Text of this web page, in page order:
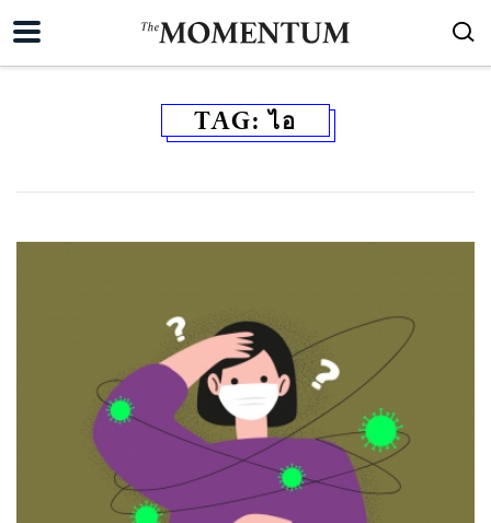
TAG:ไอ